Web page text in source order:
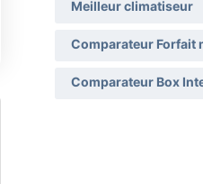
Meilleur climatiseur
Comparateur Forfait
Comparateur Box